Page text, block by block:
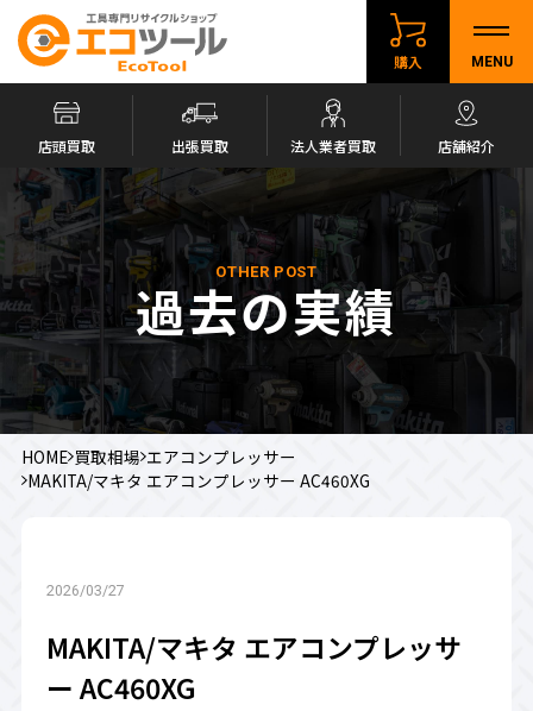
購入 MENU
店頭買取 出張買取 法人業者買取 店舗紹介
OTHER POST
過去の実績
HOME 買取相場 エアコンプレッサー
MAKITA/マキタ エアコンプレッサー AC460XG
2026/03/27
MAKITA/マキタ エアコンプレッサ
ー AC460XG